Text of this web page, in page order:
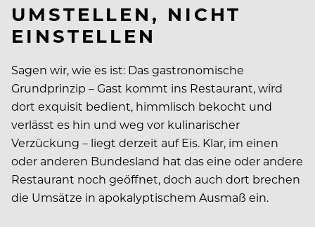
UMSTELLEN, NICHT
EINSTELLEN
Sagen wir, wie es ist: Das gastronomische
Grundprinzip – Gast kommt ins Restaurant, wird
dort exquisit bedient, himmlisch bekocht und
verlässt es hin und weg vor kulinarischer
Verzückung – liegt derzeit auf Eis. Klar, im einen
oder anderen Bundesland hat das eine oder andere
Restaurant noch geöffnet, doch auch dort brechen
die Umsätze in apokalyptischem Ausmaß ein.